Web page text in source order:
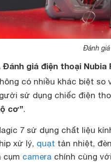
Đánh
Đánh giá điện thoại
có nhiều khác biệt so
sử dụng chiếc điện
cơ”.
7 sử dụng chất liệu
xử lý, quạt tản nhiệt,
cụm camera chính cùng